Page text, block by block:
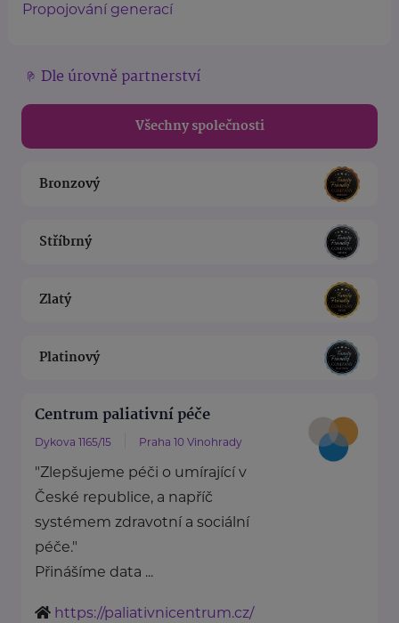
Propojování generací
Dle úrovně partnerství
Všechny společnosti
Bronzový
Stříbrný
Zlatý
Platinový
Centrum paliativní péče
Dykova 1165/15 Praha 10 Vinohrady
"Zlepšujeme péči o umírající v
České republice, a napříč
systémem zdravotní a sociální
péče."
Přinášíme data ...
https://paliativnicentrum.cz/